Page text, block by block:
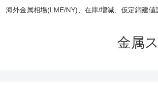
海外金属相場(LME/NY)、在庫/増減、仮定銅建
金属